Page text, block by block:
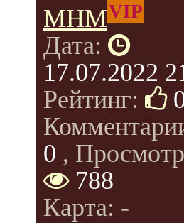
МНМVIP
Дата:
17.07.2022
Рейтинг:
0 ,
788
Карта: -